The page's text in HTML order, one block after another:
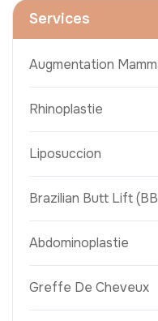
Services
Augmentation
Rhinoplastie
Liposuccion
Brazilian Butt Lift
Abdominoplastie
Greffe De Cheveux